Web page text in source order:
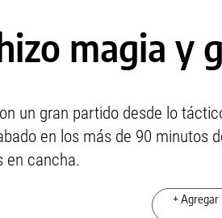
magia y
un gran partido desde lo
en los más de 90 minutos
en cancha.
+